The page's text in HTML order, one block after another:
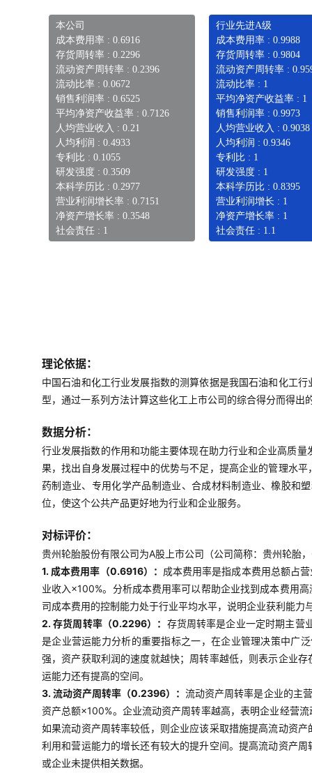
本公司
成本费用率 : 0.6916
存货周转率 : 0.2296
流动资产周转率 : 0.2396
流动比率 : 0.0672
销售利润率 : 0.6525
平均净资产收益率 : 0.7126
人均营业收入 : 0.21
人均利润 : 0.4933
专利比 : 0.1055
研发强度 : 0.3509
本科学历比 : 0.2977
营业利润增长率 : 0.7151
净资产增长率 : 0.3548
社会责任 : 1
行业先进A级
成本费用率 : 0.9988
存货周转率 : 0.9804
流动资产周转率 :
流动比率 : 1
平均净资产收益率 : 1
销售利润率 : 0.9973
人均营业收入 : 0.9038
人均利润 : 0.9346
专利比 : 1
研发强度 : 1
本科学历比 : 0.8395
营业利润增长 : 1
净资产增长率 : 1
社会责任 : 1.1
理论依据：
中国石油和化工行业发展指数的测算依据是我国石油和化工
型，通过一系列方法计算这些化工上市公司的综合得分而得
数据分析：
行业发展指数的作用和功能主要体现在助力行业和企业高质
果，找出自身发展过程中的优势与不足，提高企业的管理水
药制造业、专用化学产品制造业、合成材料制造业、橡胶和
位，使这个公共产品更好地为行业和企业服务。
对标评价：
贵州轮胎股份有限公司为A股上市公司（公司简称：贵州轮
1. 成本费用率（0.6916）： 成本费用率是指成本费用总额占
业收入×100%。分析成本费用率可以帮助企业找到成本费用
司成本费用的控制能力处于行业平均水平，说明企业获利能力
2. 存货周转率（0.2296）： 存货周转率是企业一定时期主营
是企业营运能力分析的重要指标之一，在企业管理决策中广
强，资产获取利润的速度就越快；周转率越低，则表示企业
运能力还有提高的空间。
3. 流动资产周转率（0.2396）：流动资产周转率是企业的主
资产总额×100%。企业流动资产周转率越高，表明企业经营
如果流动资产周转率较低，则企业应该采取措施提高流动资
利用和营运能力的增长还有较大的提升空间。提高流动资产
或企业未提供相关数据。